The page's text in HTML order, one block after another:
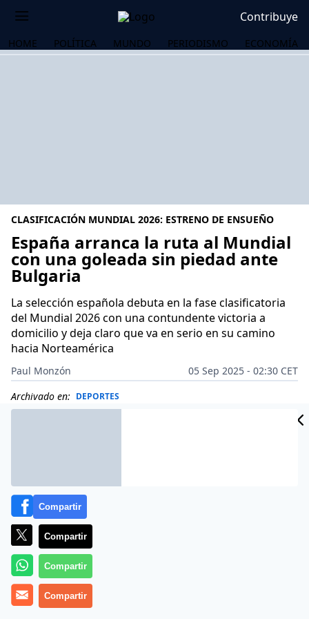
Contribuye
HOME POLÍTICA MUNDO PERIODISMO ECONOMÍA
CLASIFICACIÓN MUNDIAL 2026: ESTRENO DE ENSUEÑO
España arranca la ruta al Mundial
con una goleada sin piedad ante
Bulgaria
La selección española debuta en la fase clasificatoria
del Mundial 2026 con una contundente victoria a
domicilio y deja claro que va en serio en su camino
hacia Norteamérica
Paul Monzón
05 Sep 2025 - 02:30 CET
Archivado en: DEPORTES
Compartir
Compartir
Compartir
Compartir